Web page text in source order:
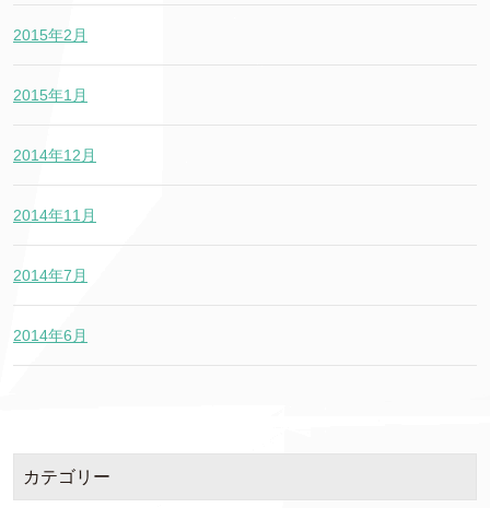
2015年2月
2015年1月
2014年12月
2014年11月
2014年7月
2014年6月
カテゴリー